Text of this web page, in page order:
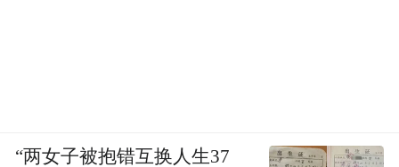
“两女子被抱错互换人生37